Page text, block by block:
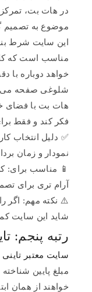
در هات بت،
موضوع به تصمیم
این سایت شرط
مناسب است که
خواهد دوباره با
شلوغی صفحه می
هات بت با فضای
فکر کند و فقط
✅ دلیل انتخاب
نمودار و زمان
📱 مناسب برای:
آرام تری برای
⚠️ نکته مهم: اگر
شاید این سایت
رتبه پنجم:
سایت معتبر
مبلغ پایین
خواهند از همان